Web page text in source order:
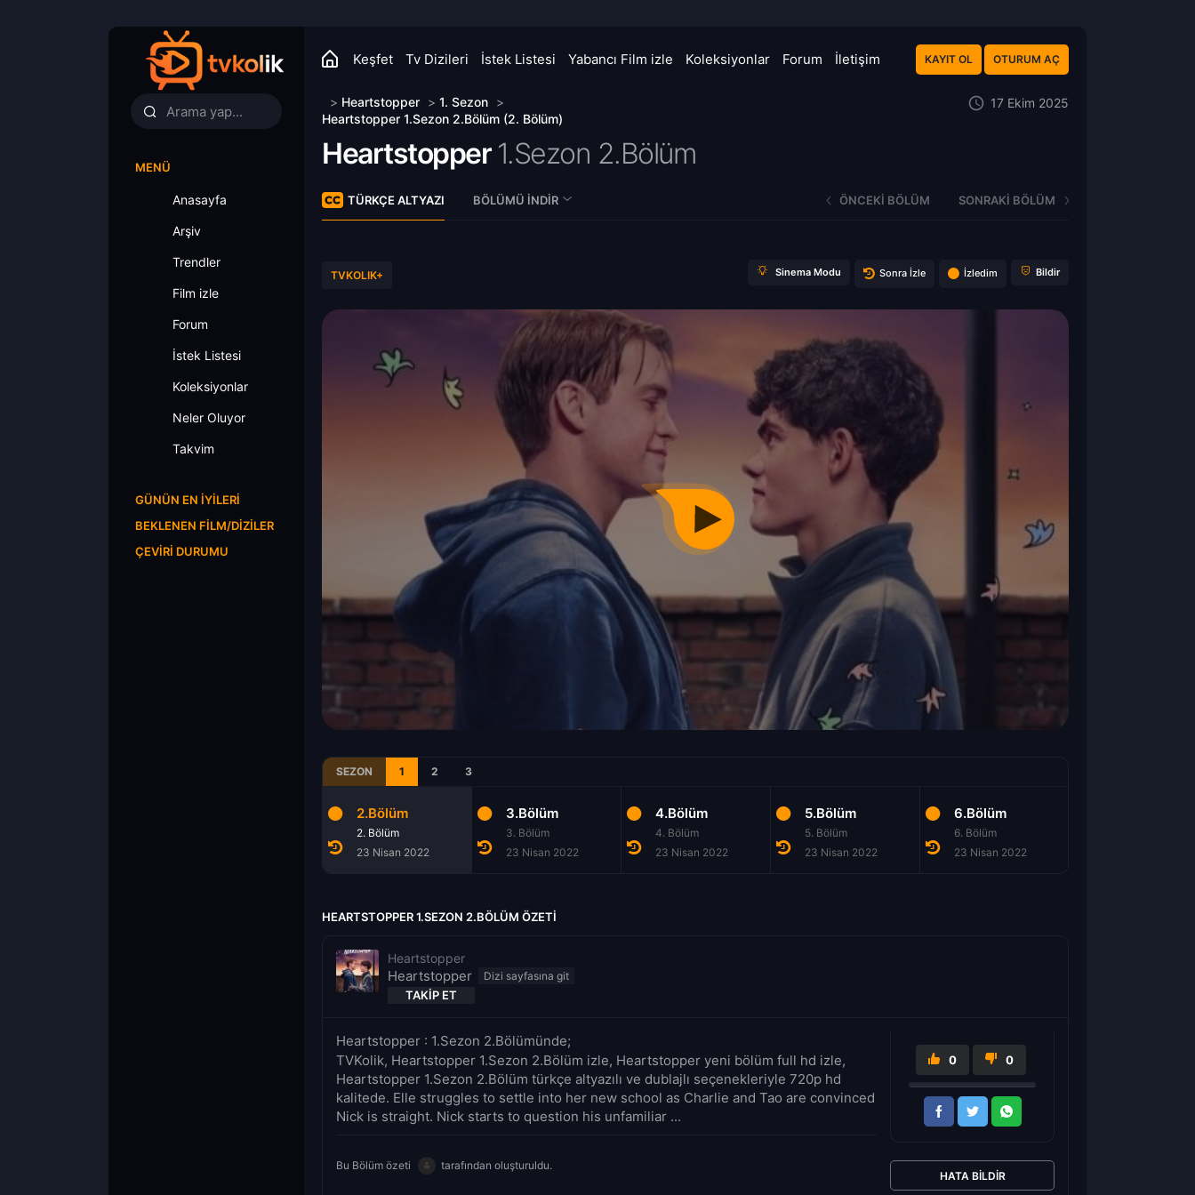
Keşfet Tv Dizileri İstek Listesi Yabancı Film izle Koleksiyonlar Forum İletişim KAYIT OL OTURUM AÇ
MENÜ
Anasayfa
Arşiv
Trendler
Film izle
Forum
İstek Listesi
Koleksiyonlar
Neler Oluyor
Takvim
GÜNÜN EN İYILERI
BEKLENEN FILM/DIZILER
ÇEVIRI DURUMU
> Heartstopper > 1. Sezon >
Heartstopper 1.Sezon 2.Bölüm (2. Bölüm)
17 Ekim 2025
Heartstopper 1.Sezon 2.Bölüm
TÜRKÇE ALTYAZI BÖLÜMÜ İNDIR ÖNCEKI BÖLÜM SONRAKI BÖLÜM
TVKOLIK+ Sinema Modu Sonra İzle İzledim Bildir
SEZON 1 2 3
2.Bölüm
2. Bölüm
23 Nisan 2022
3.Bölüm
3. Bölüm
23 Nisan 2022
4.Bölüm
4. Bölüm
23 Nisan 2022
5.Bölüm
5. Bölüm
23 Nisan 2022
6.Bölüm
6. Bölüm
23 Nisan 2022
HEARTSTOPPER 1.SEZON 2.BÖLÜM ÖZETI
Heartstopper
Heartstopper
TAKIP ET
Heartstopper : 1.Sezon 2.Bölümünde;
TVKolik, Heartstopper 1.Sezon 2.Bölüm izle, Heartstopper yeni bölüm full hd izle,
Heartstopper 1.Sezon 2.Bölüm türkçe altyazılı ve dublajlı seçenekleriyle 720p hd
kalitede. Elle struggles to settle into her new school as Charlie and Tao are convinced
Nick is straight. Nick starts to question his unfamiliar ...
Bu Bölüm özeti tarafından oluşturuldu.
0 0
HATA BILDIR